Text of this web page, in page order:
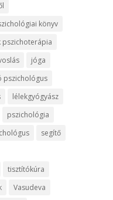
könyv
pszichoterápia
jóga
pszichológus
lélekgyógyász
pszichológia
segítő
tisztítókúra
Vasudeva